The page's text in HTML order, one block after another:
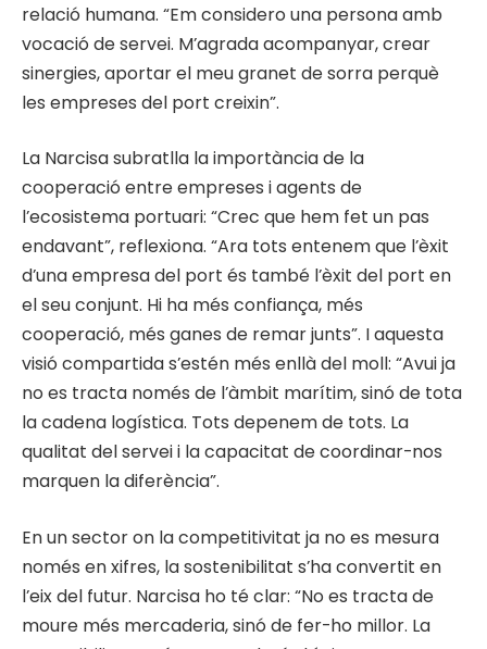
relació humana. “Em considero una persona amb
vocació de servei. M’agrada acompanyar, crear
sinergies, aportar el meu granet de sorra perquè
les empreses del port creixin”.
La Narcisa subratlla la importància de la
cooperació entre empreses i agents de
l’ecosistema portuari: “Crec que hem fet un pas
endavant”, reflexiona. “Ara tots entenem que l’èxit
d’una empresa del port és també l’èxit del port en
el seu conjunt. Hi ha més confiança, més
cooperació, més ganes de remar junts”. I aquesta
visió compartida s’estén més enllà del moll: “Avui ja
no es tracta només de l’àmbit marítim, sinó de tota
la cadena logística. Tots depenem de tots. La
qualitat del servei i la capacitat de coordinar-nos
marquen la diferència”.
En un sector on la competitivitat ja no es mesura
només en xifres, la sostenibilitat s’ha convertit en
l’eix del futur. Narcisa ho té clar: “No es tracta de
moure més mercaderia, sinó de fer-ho millor. La